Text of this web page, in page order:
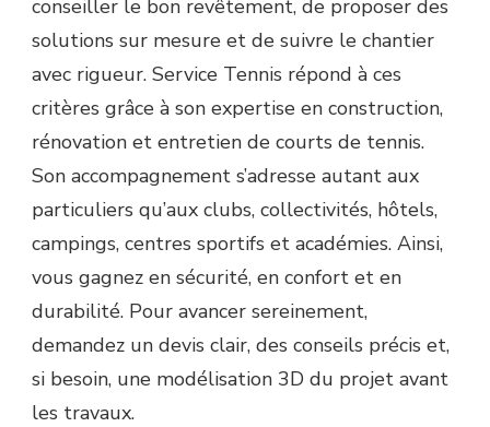
conseiller le bon revêtement, de proposer des
solutions sur mesure et de suivre le chantier
avec rigueur. Service Tennis répond à ces
critères grâce à son expertise en construction,
rénovation et entretien de courts de tennis.
Son accompagnement s’adresse autant aux
particuliers qu’aux clubs, collectivités, hôtels,
campings, centres sportifs et académies. Ainsi,
vous gagnez en sécurité, en confort et en
durabilité. Pour avancer sereinement,
demandez un devis clair, des conseils précis et,
si besoin, une modélisation 3D du projet avant
les travaux.